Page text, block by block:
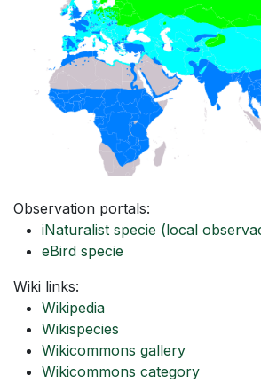
Observation portals:
iNaturalist specie (local
eBird specie
Wiki links:
Wikipedia
Wikispecies
Wikicommons gallery
Wikicommons category